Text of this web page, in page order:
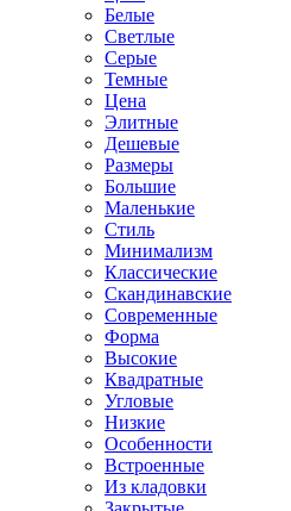
Белые
Светлые
Серые
Темные
Цена
Элитные
Дешевые
Размеры
Большие
Маленькие
Стиль
Минимализм
Классические
Скандинавские
Современные
Форма
Высокие
Квадратные
Угловые
Низкие
Особенности
Встроенные
Из кладовки